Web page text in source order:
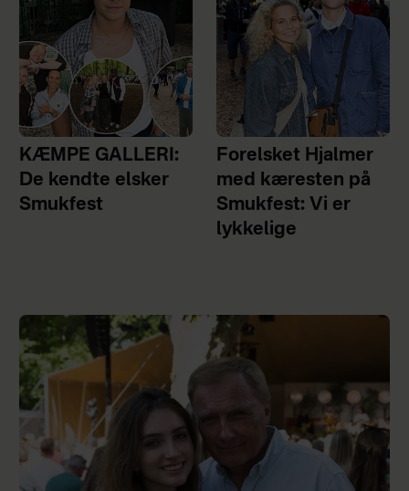
KÆMPE GALLERI:
De kendte elsker
Smukfest
Forelsket Hjalmer
med kæresten på
Smukfest: Vi er
lykkelige